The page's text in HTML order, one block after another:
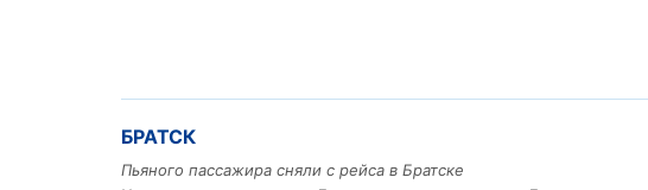
БРАТСК
Пьяного пассажира сняли с рейса в Братске